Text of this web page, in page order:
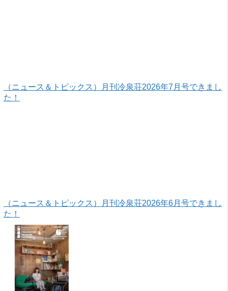
（ニュース＆トピックス）月刊冷泉荘2026年7月号できまし
た！
（ニュース＆トピックス）月刊冷泉荘2026年6月号できまし
た！